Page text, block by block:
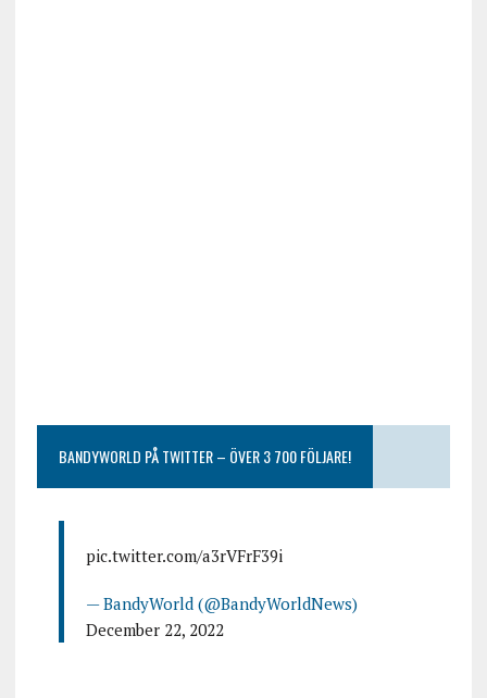
BANDYWORLD PÅ TWITTER – ÖVER 3 700 FÖLJARE!
pic.twitter.com/a3rVFrF39i
— BandyWorld (@BandyWorldNews)
December 22, 2022